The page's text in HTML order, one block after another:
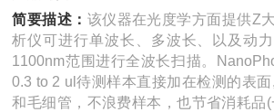
简要描述： 该仪器在光度学方面提供Z
析仪可进行单波长、多波长、以及动
1100nm范围进行全波长扫描。
0.3 to 2 ul待测样本直接加在检测的表
和毛细管，不浪费样本，也节省消耗品